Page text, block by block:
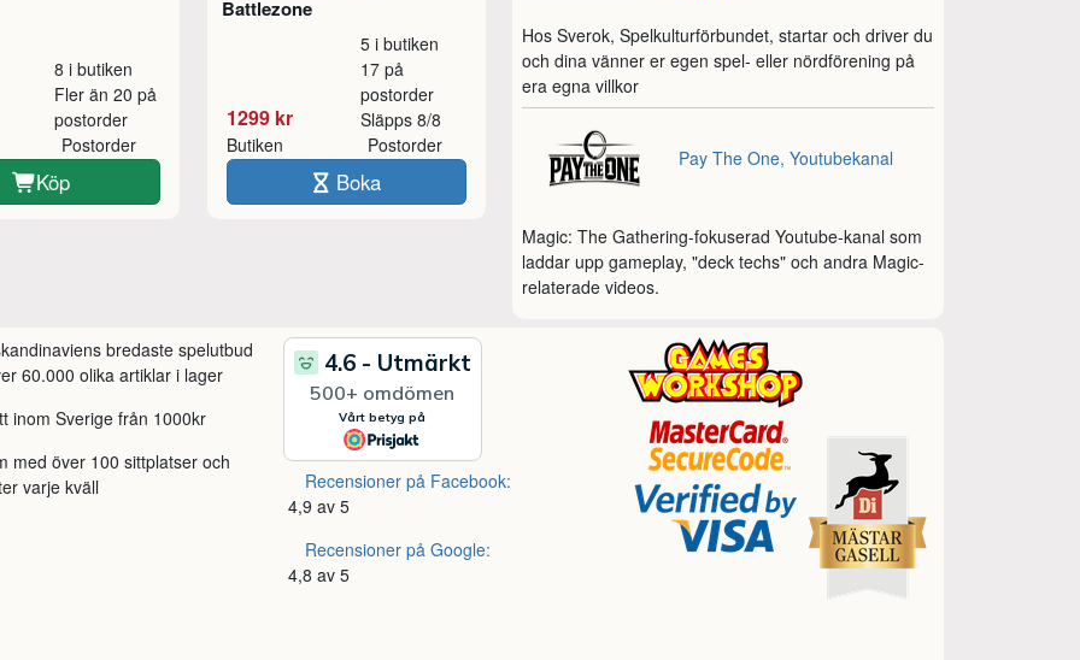
8 i butiken
Fler än 20 på
postorder
Postorder
Köp
Battlezone
1299 kr
5 i butiken
17 på
postorder
Släpps 8/8
Butiken
Postorder
Boka
Hos Sverok, Spelkulturförbundet, startar och driver du
och dina vänner er egen spel- eller nördförening på
era egna villkor
Pay The One, Youtubekanal
Magic: The Gathering-fokuserad Youtube-kanal som
laddar upp gameplay, "deck techs" och andra Magic-
relaterade videos.
bredaste spelutbud
60.000 olika artiklar i lager
inom Sverige från 1000kr
med över 100 sittplatser och
varje kväll
Recensioner på Facebook:
4,9 av 5
Recensioner på Google:
4,8 av 5